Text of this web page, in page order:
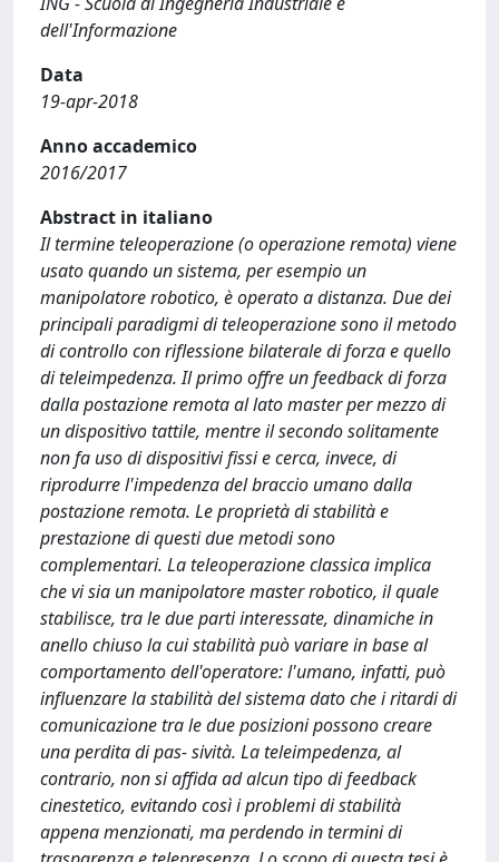
dell'Informazione
Data
19-apr-2018
Anno accademico
2016/2017
Abstract in italiano
Il termine teleoperazione (o operazione remota) viene
usato quando un sistema, per esempio un
manipolatore robotico, è operato a distanza. Due dei
principali paradigmi di teleoperazione sono il metodo
di controllo con riflessione bilaterale di forza e quello
di teleimpedenza. Il primo offre un feedback di forza
dalla postazione remota al lato master per mezzo di
un dispositivo tattile, mentre il secondo solitamente
non fa uso di dispositivi fissi e cerca, invece, di
riprodurre l'impedenza del braccio umano dalla
postazione remota. Le proprietà di stabilità e
prestazione di questi due metodi sono
complementari. La teleoperazione classica implica
che vi sia un manipolatore master robotico, il quale
stabilisce, tra le due parti interessate, dinamiche in
anello chiuso la cui stabilità può variare in base al
comportamento dell'operatore: l'umano, infatti, può
influenzare la stabilità del sistema dato che i ritardi di
comunicazione tra le due posizioni possono creare
una perdita di pas- sività. La teleimpedenza, al
contrario, non si affida ad alcun tipo di feedback
cinestetico, evitando così i problemi di stabilità
appena menzionati, ma perdendo in termini di